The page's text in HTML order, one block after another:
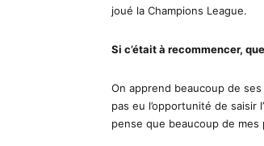
joué la Champions League.
Si c’était à recommencer,
On apprend beaucoup de
pas eu l’opportunité de saisir
pense que beaucoup de mes